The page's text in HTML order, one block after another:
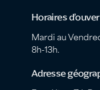
Horaires
Mardi au
8h-13h.
Adresse